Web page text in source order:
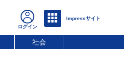
社会